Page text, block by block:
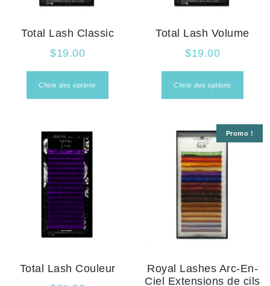
Total Lash Classic
$19.00
Choix des options
Total Lash Volume
$19.00
Choix des options
Total Lash Couleur
Promo !
Royal Lashes Arc-En-
Ciel Extensions de cils